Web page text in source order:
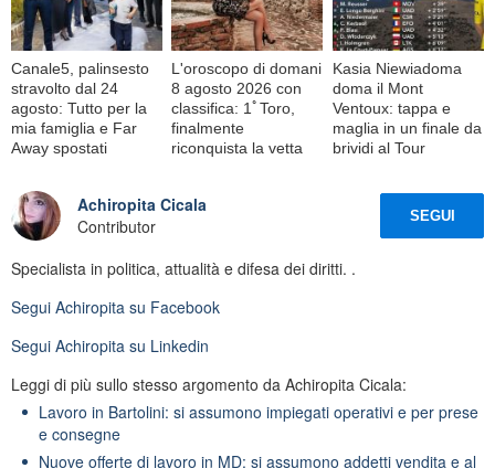
Canale5, palinsesto
stravolto dal 24
agosto: Tutto per la
mia famiglia e Far
Away spostati
L'oroscopo di domani
8 agosto 2026 con
classifica: 1ﾟToro,
finalmente
riconquista la vetta
Kasia Niewiadoma
doma il Mont
Ventoux: tappa e
maglia in un finale da
brividi al Tour
Achiropita Cicala
Contributor
SEGUI
Specialista in politica, attualità e difesa dei diritti. .
Segui Achiropita su Facebook
Segui Achiropita su Linkedin
Leggi di più sullo stesso argomento da Achiropita Cicala:
Lavoro in Bartolini: si assumono impiegati operativi e per prese
e consegne
Nuove offerte di lavoro in MD: si assumono addetti vendita e al